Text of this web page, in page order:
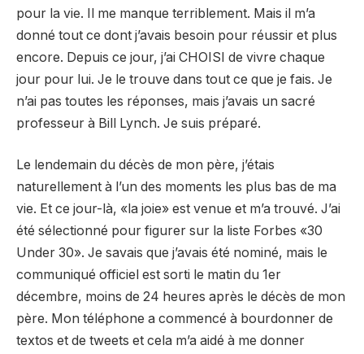
pour la vie. Il me manque terriblement. Mais il m’a
donné tout ce dont j’avais besoin pour réussir et plus
encore. Depuis ce jour, j’ai CHOISI de vivre chaque
jour pour lui. Je le trouve dans tout ce que je fais. Je
n’ai pas toutes les réponses, mais j’avais un sacré
professeur à Bill Lynch. Je suis préparé.
Le lendemain du décès de mon père, j’étais
naturellement à l’un des moments les plus bas de ma
vie. Et ce jour-là, «la joie» est venue et m’a trouvé. J’ai
été sélectionné pour figurer sur la liste Forbes «30
Under 30». Je savais que j’avais été nominé, mais le
communiqué officiel est sorti le matin du 1er
décembre, moins de 24 heures après le décès de mon
père. Mon téléphone a commencé à bourdonner de
textos et de tweets et cela m’a aidé à me donner